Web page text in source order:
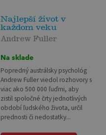
Najlepší život v
každom veku
Andrew Fuller
Na sklade
Popredný austrálsky psychológ
Andrew Fuller viedol rozhovory s
viac ako 500 000 ľuďmi, aby
zistil spoločné črty jednotlivých
období ľudského života, určil
prednosti či nedostatky...